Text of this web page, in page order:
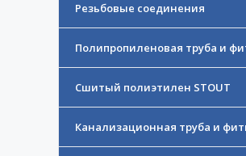
Резьбовые соединения
Полипропиленовая труба и
Сшитый полиэтилен STOUT
Канализационная труба и